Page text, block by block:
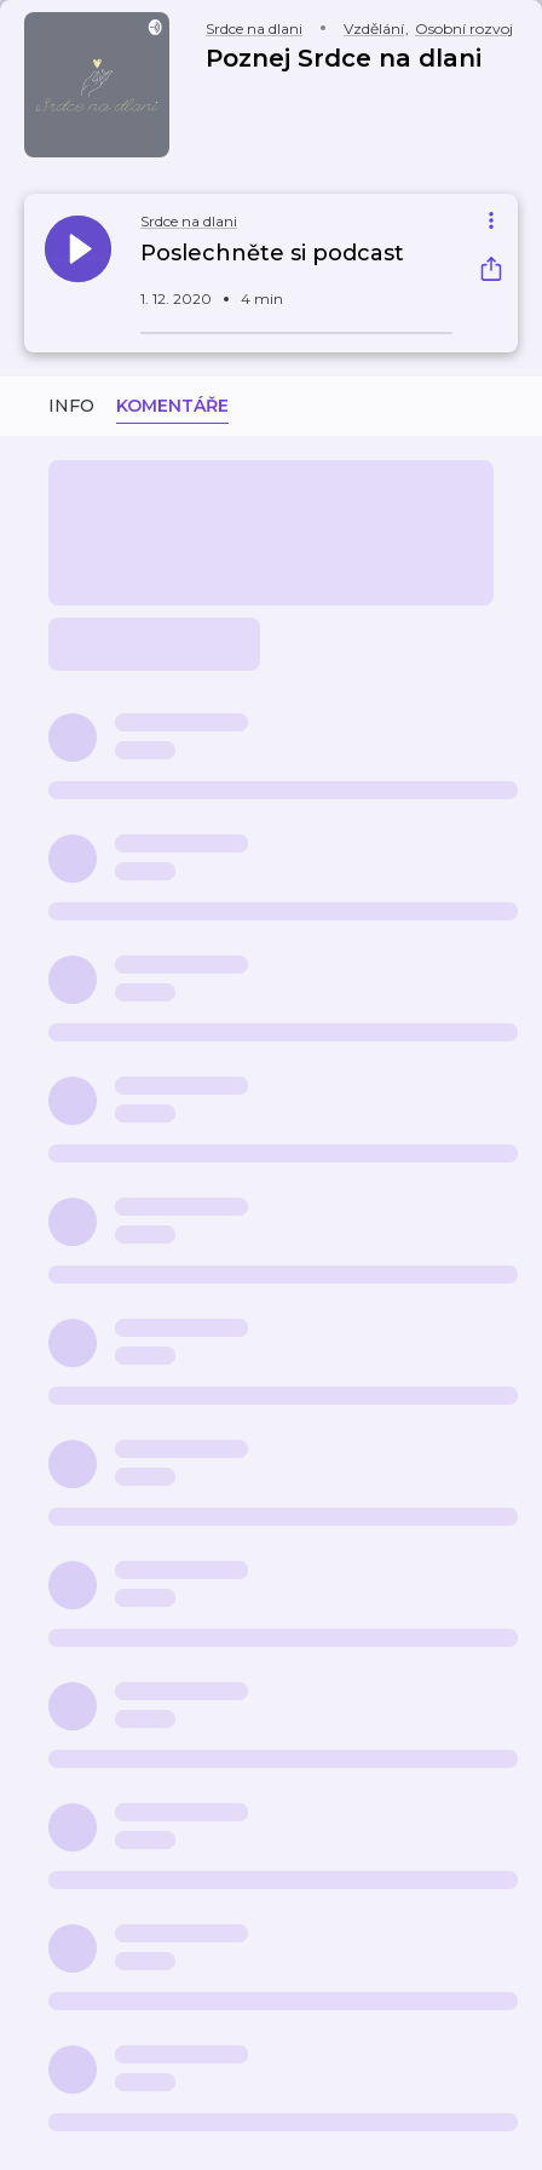
Srdce na dlani Vzdělání, Osobní rozvoj
Poznej Srdce na dlani
Srdce na dlani
Poslechněte si podcast
1. 12. 2020 4 min
INFO KOMENTÁŘE